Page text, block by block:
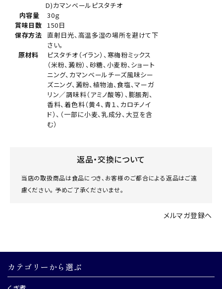
D)カマンベールピスタチオ
内容量
30ｇ
賞味日数 150日
保存方法 直射日光、高温多湿の場所を避けて下
さい。
原材料
ピスタチオ（イラン）、寒梅粉ミックス
（米粉、澱粉）、砂糖、小麦粉、ショート
ニング、カマンベールチーズ風味シー
ズニング、澱粉、植物油、食塩、マーガ
リン／調味料（アミノ酸等）、膨脹剤、
香料、着色料（黄４、青１、カロチノイ
ド）、（一部に小麦、乳成分、大豆を含
む）
返品・交換について
当店の取扱商品は食品につき、お客様のご都合による返品はご遠
慮ください。 予めご了承くださいませ。
メルマガ登録へ
カテゴリーから選ぶ